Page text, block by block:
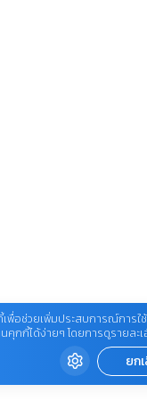
เพื่อช่วยเพิ่มประสบการณ์การใ
กกี้ได้ง่ายๆ โดยการดูรายละ
ยก